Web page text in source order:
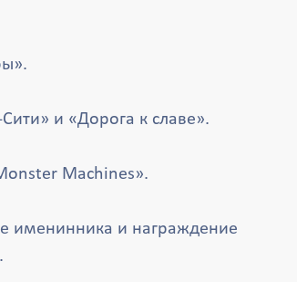
и «Дорога к славе».
Machines».
именинника и награждение